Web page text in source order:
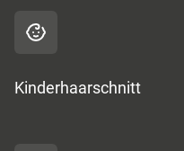
Kinderhaarschnitt